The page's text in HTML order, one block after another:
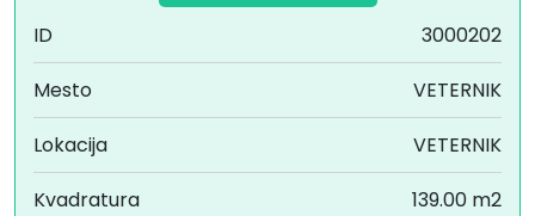
ID
3000202
Mesto
VETERNIK
Lokacija
VETERNIK
Kvadratura
139.00 m2